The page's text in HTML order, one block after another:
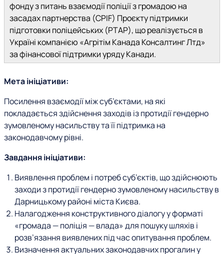
фонду з питань взаємодії поліції з громадою на
засадах партнерства (CPIF) Проєкту підтримки
підготовки поліцейських (PTAP), що реалізується в
Україні компанією «Агрітім Канада Консалтинг Лтд»
за фінансової підтримки уряду Канади.
Мета ініціативи:
Посилення взаємодії між суб’єктами, на які
покладається здійснення заходів із протидії гендерно
зумовленому насильству та її підтримка на
законодавчому рівні.
Завдання ініціативи:
Виявлення проблем і потреб суб’єктів, що здійснюють
заходи з протидії гендерно зумовленому насильству в
Дарницькому районі міста Києва.
Налагодження конструктивного діалогу у форматі
«громада — поліція — влада» для пошуку шляхів і
розв’язання виявлених під час опитування проблем.
Визначення актуальних законодавчих прогалин у